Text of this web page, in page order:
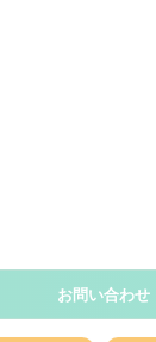
お問い合わせ